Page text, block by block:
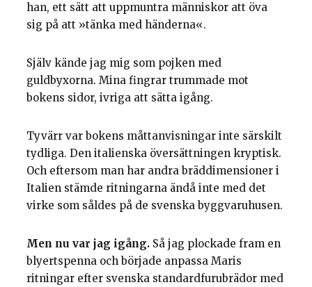
han, ett sätt att uppmuntra människor att öva
sig på att »tänka med händerna«.
Själv kände jag mig som pojken med
guldbyxorna. Mina fingrar trummade mot
bokens sidor, ivriga att sätta igång.
Tyvärr var bokens måttanvisningar inte särskilt
tydliga. Den italienska översättningen kryptisk.
Och eftersom man har andra bräddimensioner i
Italien stämde ritningarna ändå inte med det
virke som såldes på de svenska byggvaruhusen.
Men nu var jag igång. Så jag plockade fram en
blyertspenna och började anpassa Maris
ritningar efter svenska standardfurubrädor med